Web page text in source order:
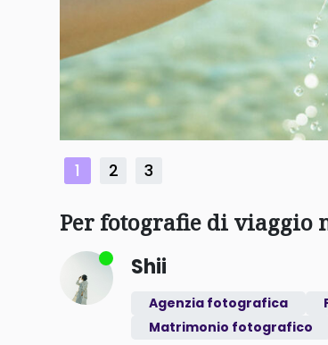
1 2 3
Per fotografie di viaggio
Shii
Agenzia fotografica
Matrimonio fotografico